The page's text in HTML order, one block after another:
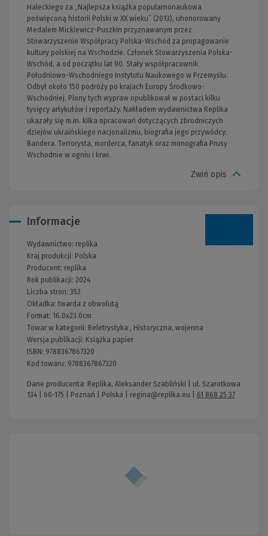
Haleckiego za „Najlepsza książka popularnonaukowa
poświęconą historii Polski w XX wieku” (2013), uhonorowany
Medalem Mickiewicz-Puszkin przyznawanym przez
Stowarzyszenie Współpracy Polska-Wschód za propagowanie
kultury polskiej na Wschodzie. Członek Stowarzyszenia Polska-
Wschód, a od początku lat 90. Stały współpracownik
Południowo-Wschodniego Instytutu Naukowego w Przemyślu.
Odbył około 150 podróży po krajach Europy Środkowo-
Wschodniej. Plony tych wypraw opublikował w postaci kilku
tysięcy artykułów i reportaży. Nakładem wydawnictwa Replika
ukazały się m.in. kilka opracowań dotyczących zbrodniczych
dziejów ukraińskiego nacjonalizmu, biografia jego przywódcy:
Bandera. Terrorysta, morderca, fanatyk oraz monografia Prusy
Wschodnie w ogniu i krwi.
Zwiń opis
Informacje
Wydawnictwo: replika
Kraj produkcji: Polska
Producent: replika
Rok publikacji: 2024
Liczba stron: 352
Okładka:twarda z obwolutą
Format: 16.0x23.0cm
Towar w kategorii: Beletrystyka , Historyczna, wojenna
Wersja publikacji: Książka papier
ISBN: 9788367867320
Kod towaru: 9788367867320
Dane producenta: Replika, Aleksander Szabliński | ul. Szarotkowa
134 | 60-175 | Poznań | Polska | regina@replika.eu 61 868 25 37